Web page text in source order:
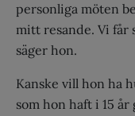
personliga möten
mitt resande. Vi får
säger hon.
Kanske vill hon ha
som hon haft i 15